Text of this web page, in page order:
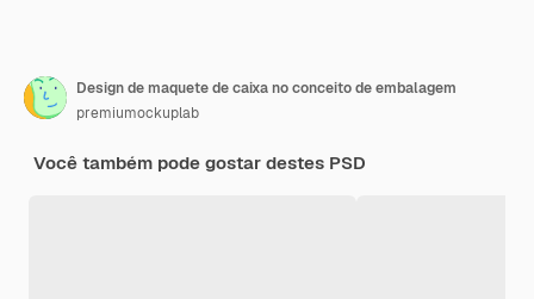
Design de maquete de caixa no conceito de embalagem
premiumockuplab
Você também pode gostar destes PSD